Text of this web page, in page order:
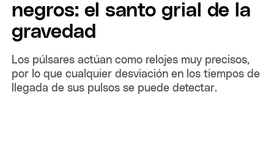
negros: el santo grial de la
gravedad
Los púlsares actúan como relojes muy precisos,
por lo que cualquier desviación en los tiempos de
llegada de sus pulsos se puede detectar.